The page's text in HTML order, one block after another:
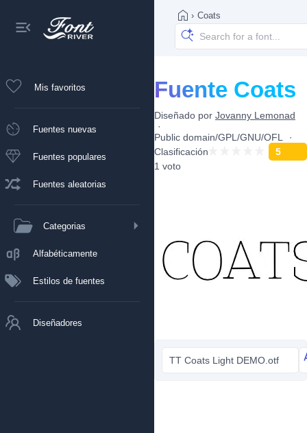
Mis favoritos
Fuentes nuevas
Fuentes populares
Fuentes aleatorias
Categorias
Alfabéticamente
Estilos de fuentes
Diseñadores
› Coats
Fuente Coats
Diseñado por Jovanny Lemonad
Public domain/GPL/GNU/OFL
Clasificación
5
1 voto
TT Coats Light DEMO.otf